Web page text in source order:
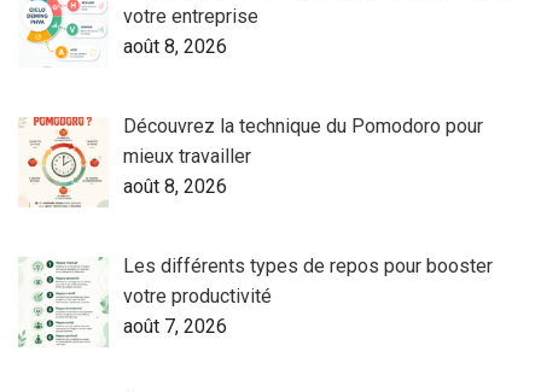
votre entreprise
août 8, 2026
Découvrez la technique du Pomodoro pour
mieux travailler
août 8, 2026
Les différents types de repos pour booster
votre productivité
août 7, 2026